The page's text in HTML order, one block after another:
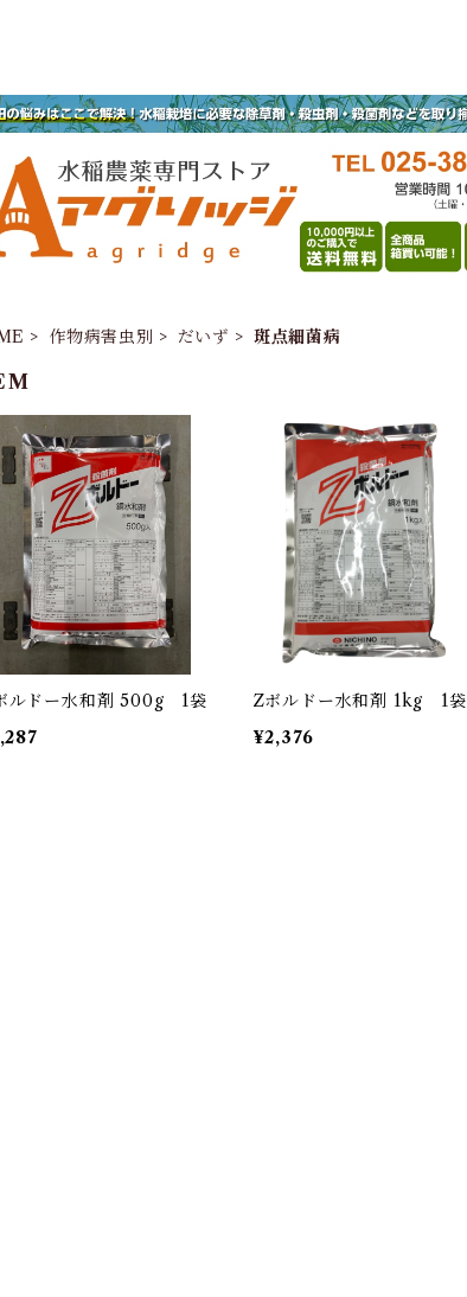
作物病害虫別 だいず 斑点細菌病
ルドー水和剤 500g 1袋
Zボルドー水和剤 1kg 1袋
¥2,376